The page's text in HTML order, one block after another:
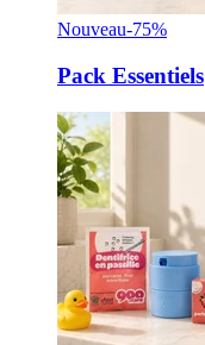
Nouveau-75%
Pack Essentiels